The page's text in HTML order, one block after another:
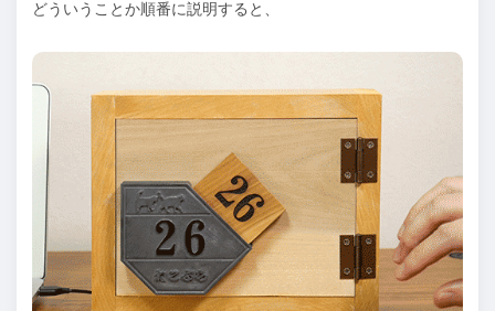
どういうことか順番に説明すると、